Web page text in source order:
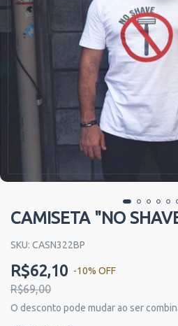
CAMISETA "NO
SKU: CASN322BP
R$62,10 -10% OFF
R$69,00
O desconto pode mudar ao ser